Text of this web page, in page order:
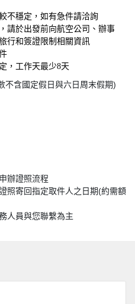
不穩定，如有急件請洽詢
請於出發前向航空公司、辦事
行和簽證限制相關資訊
，工作天最少8天
不含國定假日與六日周末假期)
辦證照流程
照寄回指定取件人之日期(約需額
人員與您聯繫為主